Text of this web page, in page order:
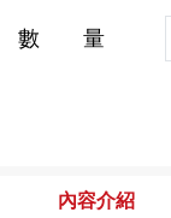
數 量
內容介紹